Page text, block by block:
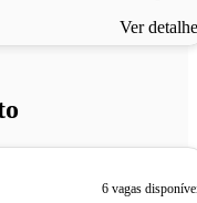
Ver
6 vagas